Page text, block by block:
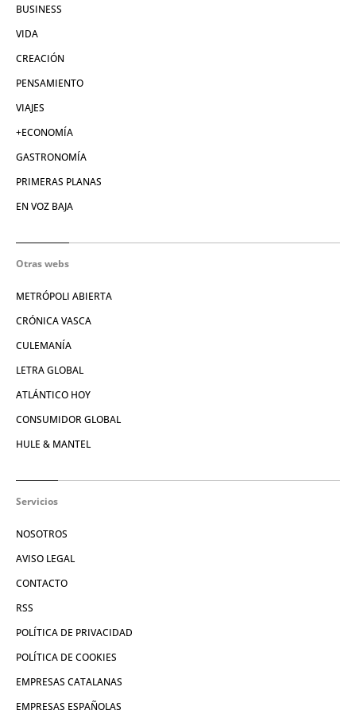
BUSINESS
VIDA
CREACIÓN
PENSAMIENTO
VIAJES
+ECONOMÍA
GASTRONOMÍA
PRIMERAS PLANAS
EN VOZ BAJA
Otras webs
METRÓPOLI ABIERTA
CRÓNICA VASCA
CULEMANÍA
LETRA GLOBAL
ATLÁNTICO HOY
CONSUMIDOR GLOBAL
HULE & MANTEL
Servicios
NOSOTROS
AVISO LEGAL
CONTACTO
RSS
POLÍTICA DE PRIVACIDAD
POLÍTICA DE COOKIES
EMPRESAS CATALANAS
EMPRESAS ESPAÑOLAS